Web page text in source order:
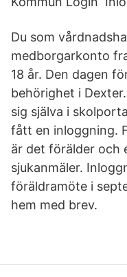
Du som
medborgarkonto
18 år. Den dagen
behörighet i
sig själva i
fått en inloggning.
är det förälder och
sjukanmäler.
föräldramöte i
hem med brev.